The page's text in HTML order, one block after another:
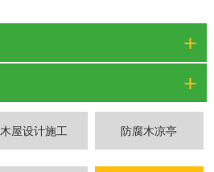
+
+
木屋设计施工 防腐木凉亭